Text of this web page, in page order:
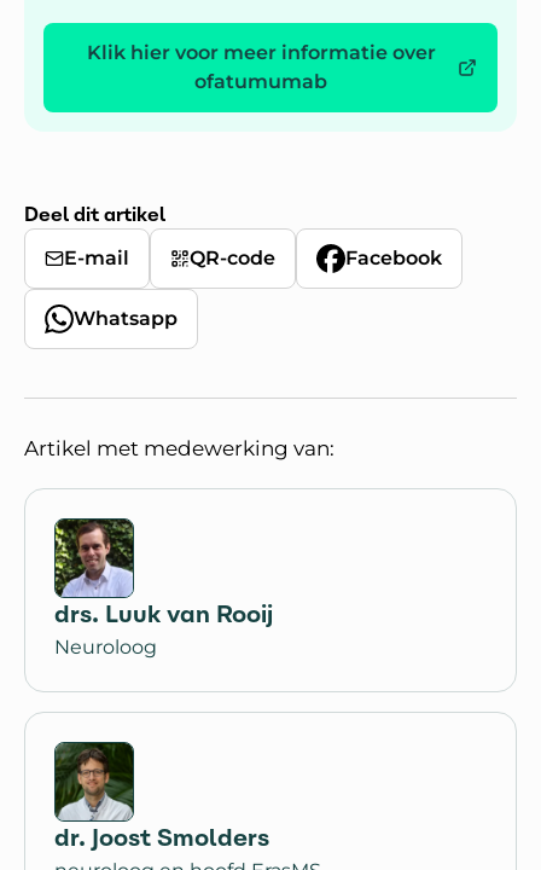
Klik hier voor meer informatie over
ofatumumab
Deel dit artikel
E-mail QR-code Facebook
Whatsapp
Artikel met medewerking van:
drs. Luuk van Rooij
Neuroloog
dr. Joost Smolders